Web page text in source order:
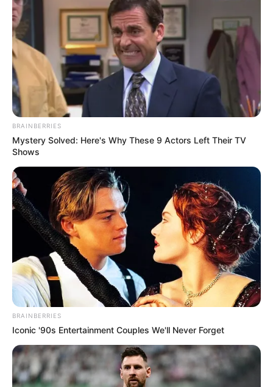
BRAINBERRIES
Mystery Solved: Here's Why These 9 Actors Left Their TV
Shows
BRAINBERRIES
Iconic '90s Entertainment Couples We'll Never Forget